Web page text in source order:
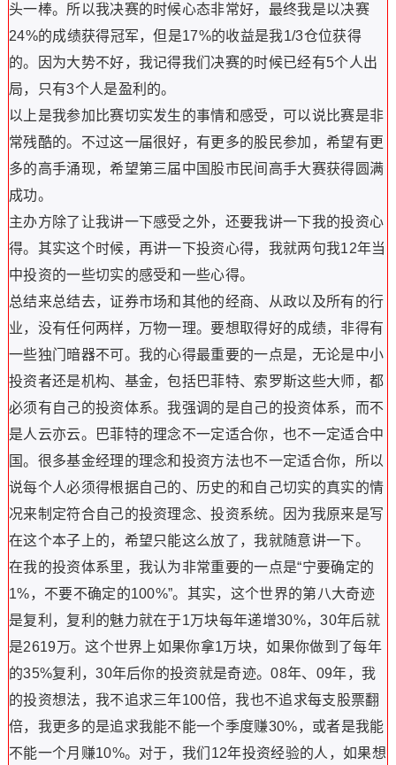
头一棒。所以我决赛的时候心态非常好，最终我是以决赛
24%的成绩获得冠军，但是17%的收益是我1/3仓位获得
的。因为大势不好，我记得我们决赛的时候已经有5个人出
局，只有3个人是盈利的。
以上是我参加比赛切实发生的事情和感受，可以说比赛是非
常残酷的。不过这一届很好，有更多的股民参加，希望有更
多的高手涌现，希望第三届中国股市民间高手大赛获得圆满
成功。
主办方除了让我讲一下感受之外，还要我讲一下我的投资心
得。其实这个时候，再讲一下投资心得，我就两句我12年当
中投资的一些切实的感受和一些心得。
总结来总结去，证券市场和其他的经商、从政以及所有的行
业，没有任何两样，万物一理。要想取得好的成绩，非得有
一些独门暗器不可。我的心得最重要的一点是，无论是中小
投资者还是机构、基金，包括巴菲特、索罗斯这些大师，都
必须有自己的投资体系。我强调的是自己的投资体系，而不
是人云亦云。巴菲特的理念不一定适合你，也不一定适合中
国。很多基金经理的理念和投资方法也不一定适合你，所以
说每个人必须得根据自己的、历史的和自己切实的真实的情
况来制定符合自己的投资理念、投资系统。因为我原来是写
在这个本子上的，希望只能这么放了，我就随意讲一下。
在我的投资体系里，我认为非常重要的一点是“宁要确定的
1%，不要不确定的100%”。其实，这个世界的第八大奇迹
是复利，复利的魅力就在于1万块每年递增30%，30年后就
是2619万。这个世界上如果你拿1万块，如果你做到了每年
的35%复利，30年后你的投资就是奇迹。08年、09年，我
的投资想法，我不追求三年100倍，我也不追求每支股票翻
倍，我更多的是追求我能不能一个季度赚30%，或者是我能
不能一个月赚10%。对于，我们12年投资经验的人，如果想